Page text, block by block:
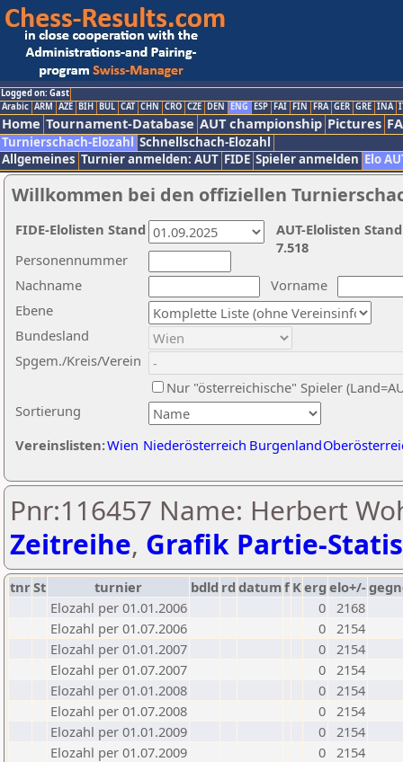
Logged on: Gast
Arabic ARM AZE BIH BUL CAT CHN CRO CZE DEN ENG ESP FAI FIN FRA GER GRE INA
Home Tournament-Database AUT championship Pictures
Turnierschach-Elozahl Schnellschach-Elozahl
Allgemeines Turnier anmelden: AUT FIDE Spieler anmelden Elo
Willkommen bei den offiziellen
Nachname
Vorname
Ebene
Sortierung
Personennummer
Bundesland
Spgem./Kreis/Verein
Nur "österreichische" Spieler
Vereinslisten:Wien Niederösterreich Burgenland
AUT-Elolisten
7.518
FIDE-Elolisten Stand
Pnr:116457 Name: Herbert
Zeitreihe, Grafik Partie-
tnrSt turnier bdld rd datumf Kerg elo+/-
Elozahl per 01.01.2006
0 2168
Elozahl per 01.07.2006
0 2154
Elozahl per 01.01.2007
0 2154
Elozahl per 01.07.2007
0 2154
Elozahl per 01.01.2008
0 2154
Elozahl per 01.07.2008
0 2154
Elozahl per 01.01.2009
0 2154
Elozahl per 01.07.2009
0 2154